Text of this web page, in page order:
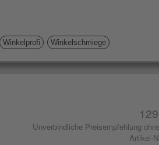
Winkelprofi Winkelschmiege
Unverbindliche Preisempfehlung
Artikel-